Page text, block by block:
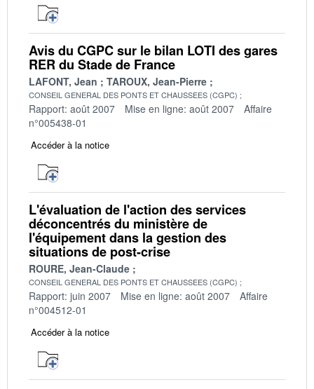
Avis du CGPC sur le bilan LOTI des gares
RER du Stade de France
LAFONT, Jean TAROUX, Jean-Pierre
CONSEIL GENERAL DES PONTS ET CHAUSSEES (CGPC)
Rapport: août 2007 Mise en ligne: août 2007
Affaire
n°005438-01
Accéder à la notice
L'évaluation de l'action des services
déconcentrés du ministère de
l'équipement dans la gestion des
situations de post-crise
ROURE, Jean-Claude
CONSEIL GENERAL DES PONTS ET CHAUSSEES (CGPC)
Rapport: juin 2007 Mise en ligne: août 2007
Affaire
n°004512-01
Accéder à la notice